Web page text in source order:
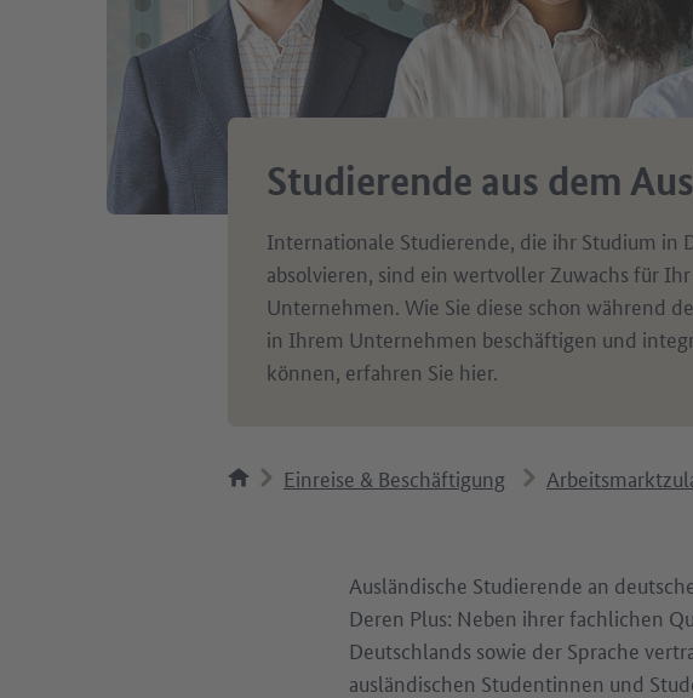
Studierende aus dem
Internationale Studierende, die ihr Studium in
absolvieren, sind ein wertvoller Zuwachs für Ihr
Unternehmen. Wie Sie diese schon während
in Ihrem Unternehmen beschäftigen und
können, erfahren Sie hier.
Einreise & Beschäftigung
Ausländische Studierende an
Deren Plus: Neben ihrer fachlichen
Deutschlands sowie der Sprache
ausländischen Studentinnen und